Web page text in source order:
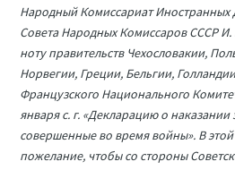
Народный Комиссариат Иностранных
Совета Народных Комиссаров СССР
ноту правительств Чехословакии,
Норвегии, Греции, Бельгии,
Французского Национального
января с. г. «Декларацию о наказании
совершенные во время войны». В
пожелание, чтобы со стороны